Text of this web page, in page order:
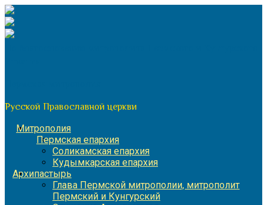
Перейти
к
содержимому
Русской Православной церкви
Митрополия
Пермская епархия
Соликамская епархия
Кудымкарская епархия
Архипастырь
Глава Пермской митрополии, митрополит
Пермский и Кунгурский